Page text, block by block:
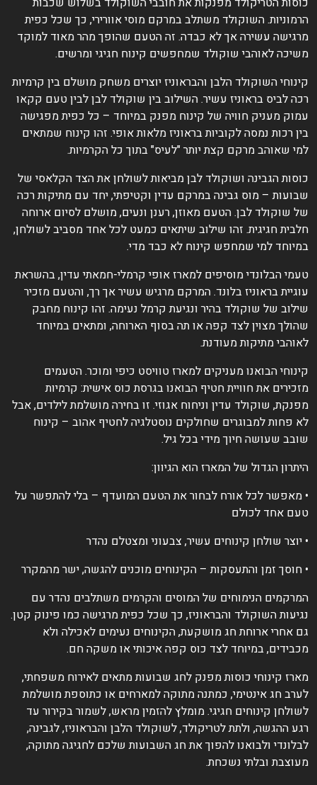
הרמוניות. השוקולד משתלב במרקם מוסי אוורירי, כך שכל כפית
מרגישה עשירה אך לא כבדה. זה הטעם שהופך מהר מאוד למוקד
משיכה לאוהבי שוקולד שמחפשים קינוח חגיגי ומרשים.
קינוחי השוקולד הלבן והבראוניז יוצרים משחק מושלם בין קרמיות
רכה לביס בראוניז עשיר. השילוב בין שוקולד לבן לבין טעם קקאו
עמוק מעניק חוויה של קינוח מפנק במיוחד – כל כפית מפגישה
בין רכות נמסה לקוביות בראוניז מלאות אופי. זהו קינוח שמתאים
למי שאוהב מרקם קצת יותר "לעיס" בתוך כל הקרמיות.
כוסות הגבינה ושוקולד לבן מביאות לשולחן את הצד הקלאסי של
שבועות – מוס גבינה במרקם עדין וקטיפתי, יחד עם מתיקות רכה
של שוקולד לבן. הטעם מאוזן, רענן ונעים, מושלם לסיום ארוחה
חלבית חגיגית. זהו שילוב שיתאים כמעט לכל אחד מסביב לשולחן,
במיוחד למי שמחפש קינוח לא כבד מדי.
טעמי הבלונדי מוסיפים למארז אופי קרמלי-חמאתי עדין, בהשראת
עוגיית בראוניז בלונד. המרקם מרגיש עשיר אך רך, והטעם מזכיר
שילוב של שוקולד בהיר ונגיעת קרמל נעימה. זהו קינוח מחבק
שהולך מצוין לצד קפה או תה בסוף הארוחה, ומתאים במיוחד
לאוהבי מתיקות מעודנת.
קינוחי הבואנו מעניקים למארז טוויסט כיפי ומוכר. הטעמים
מזכירים את חוויית חטיף הבואנו בגרסת כוס אישית: קרמיות
מפנקת, שוקולד עדין וניחוח אגוזי. זו בחירה מושלמת לילדים, אבל
לא פחות למבוגרים שחולקים נוסטלגיה לחטיף אהוב – קינוח
שובב שעושה חיוך מידי בכל גיל.
היתרון הגדול של המארז הוא הגיוון:
• מאפשר לכל אורח לבחור את הטעם המועדף – בלי להתפשר על
טעם אחד לכולם
• יוצר שולחן קינוחים עשיר, צבעוני ומצטלם נהדר
• חוסך זמן והתעסקות – הקינוחים מוכנים להגשה, ישר מהמקרר
המרקמים הנימוחים של המוסים והקרמים משתלבים נהדר עם
נגיעות השוקולד והבראוניז, כך שכל כפית מרגישה כמו פינוק קטן.
גם אחרי ארוחת חג מושקעת, הקינוחים נעימים לאכילה ולא
מכבידים, במיוחד לצד כוס קפה איכותי או משקה חם.
מארז קינוחי כוסות מפנק לחג שבועות מתאים לאירוח משפחתי,
לערב חג אינטימי, כמתנה מתוקה למארחים או כתוספת מושלמת
לשולחן קינוחים חגיגי. מומלץ להזמין מראש, לשמור בקירור עד
רגע ההגשה, ולתת לטריקולד, לשוקולד הלבן והבראוניז, לגבינה,
לבלונדי ולבואנו להפוך את חג השבועות שלכם לחגיגה מתוקה,
מעוצבת ובלתי נשכחת.